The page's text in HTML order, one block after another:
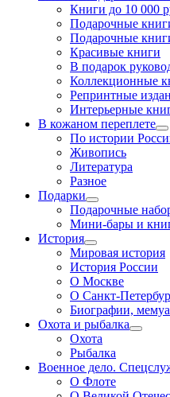
Книги до 10 000
Подарочные
Подарочные
Красивые книги
В подарок
Коллекционные
Репринтные
Интерьерные
В кожаном переплете
По истории
Живопись
Литература
Разное
Подарки
Подарочные
Мини-бары и
История
Мировая история
История России
О Москве
О Санкт-
Биографии,
Охота и рыбалка
Охота
Рыбалка
Военное дело.
О Флоте